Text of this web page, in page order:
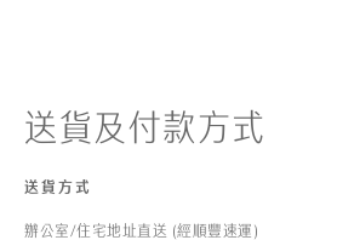
送貨及付款方式
送貨方式
辦公室/住宅地址直送 (經順豐速運)